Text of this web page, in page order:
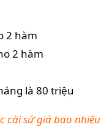
2 hàm
2 hàm
là 80 triệu
cài sứ giá bao nhiêu